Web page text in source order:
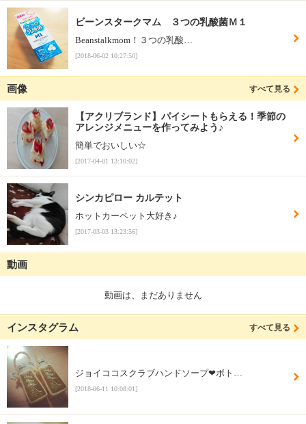
ビーンスタークマム ３つの乳酸菌Ｍ１
Beanstalkmom！３つの乳酸…
[2018-06-02 10:27:50]
画像 すべて見る
【アクリブランド】パイシートもらえる！季節の
アレンジメニューを作ってみよう♪
簡単でおいしい☆
[2017-04-01 13:10:02]
シンカピロー カルテット
ホットカーペット大好き♪
[2017-03-03 13:23:56]
動画
動画は、まだありません
インスタグラム すべて見る
ジョイココスクラブハンドソープ❤ボト…
[2018-06-11 10:08:01]